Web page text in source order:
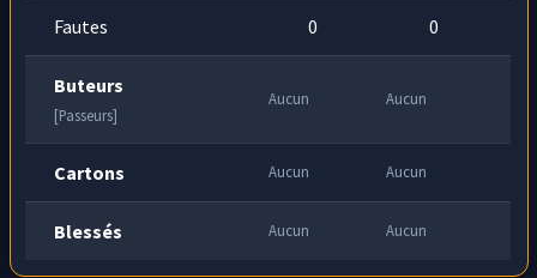
Fautes 0 0
Buteurs
[Passeurs]
Aucun Aucun
Cartons Aucun Aucun
Blessés Aucun Aucun